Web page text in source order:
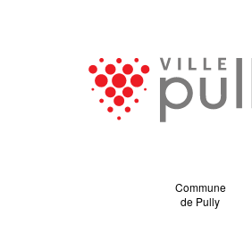
Commune
de Pully